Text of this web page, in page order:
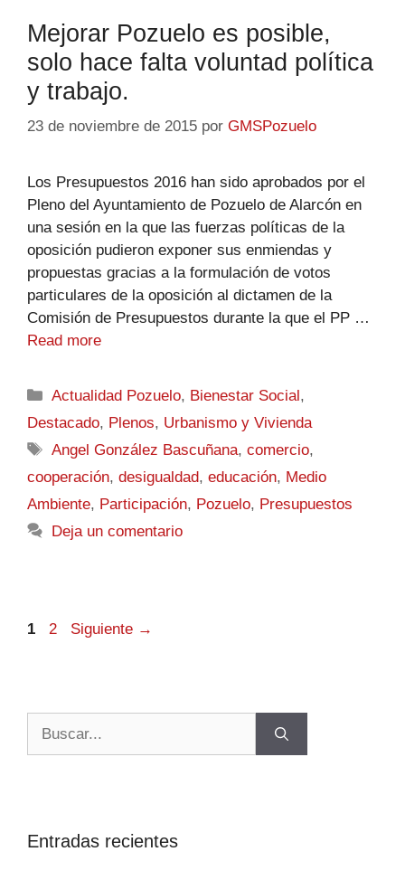
Mejorar Pozuelo es posible,
solo hace falta voluntad política
y trabajo.
23 de noviembre de 2015 por GMSPozuelo
Los Presupuestos 2016 han sido aprobados por el
Pleno del Ayuntamiento de Pozuelo de Alarcón en
una sesión en la que las fuerzas políticas de la
oposición pudieron exponer sus enmiendas y
propuestas gracias a la formulación de votos
particulares de la oposición al dictamen de la
Comisión de Presupuestos durante la que el PP …
Read more
Actualidad Pozuelo, Bienestar Social ,
Destacado, Plenos, Urbanismo y Vivienda
Angel González Bascuñana,comercio,
cooperación, desigualdad, educación, Medio
Ambiente, Participación, Pozuelo, Presupuestos
Deja un comentario
1 2 Siguiente →
Entradas recientes